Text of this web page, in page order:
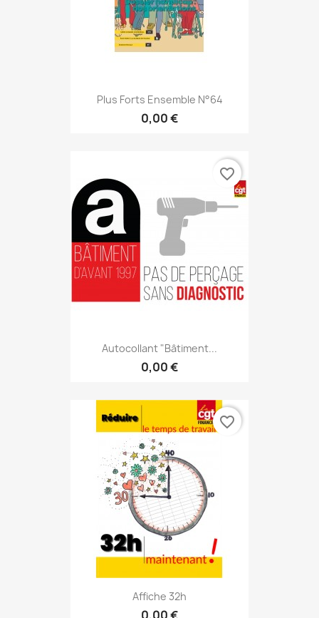
Plus Forts Ensemble N°64
0,00 €
Autocollant "Bâtiment...
0,00 €
favorite_border
Affiche 32h
favorite_border